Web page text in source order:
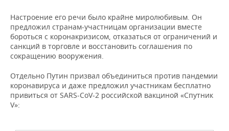
ВОДНЫЕ ВИДЫ СПОРТА
ХОККЕЙ С МЯЧОМ
ОБРАЗОВАНИЕ
ПРОИСШЕСТВИЯ
Настроение его речи было крайне миролюбивым. Он
предложил странам-участницам организации вместе
бороться с коронакризисом, отказаться от ограничений и
санкций в торговле и восстановить соглашения по
сокращению вооружения.
Отдельно Путин призвал объединиться против пандемии
коронавируса и даже предложил участникам бесплатно
привиться от SARS-CoV-2 российской вакциной «Спутник
V»: